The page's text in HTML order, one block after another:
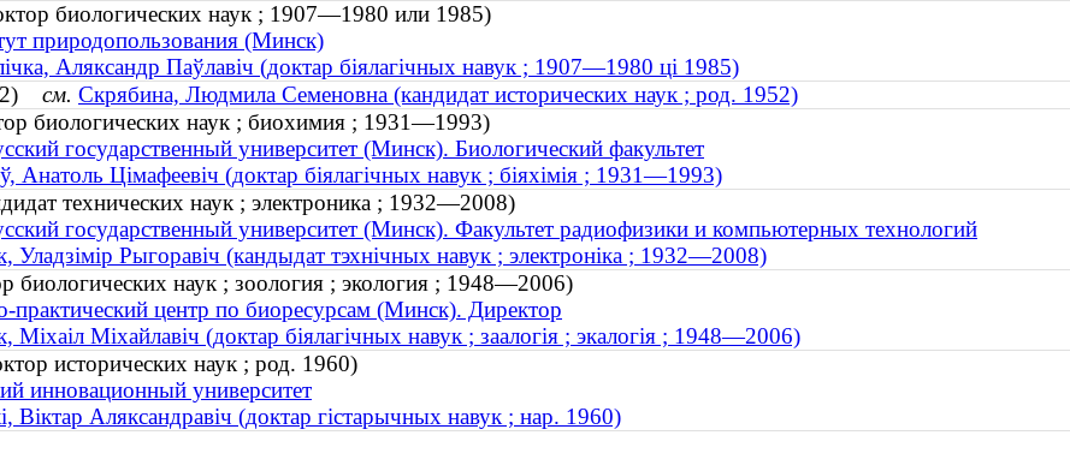
биологических наук ; 1907—1980 или 1985)
природопользования (Минск)
Аляксандр Паўлавіч (доктар біялагічных навук ; 1907—1980 ці 1985)
см. Скрябина, Людмила Семеновна (кандидат исторических наук ; род. 1952)
биологических наук ; биохимия ; 1931—1993)
государственный университет (Минск). Биологический факультет
Анатоль Цімафеевіч (доктар біялагічных навук ; біяхімія ; 1931—1993)
технических наук ; электроника ; 1932—2008)
государственный университет (Минск). Факультет радиофизики и компьютерных технологий
Уладзімір Рыгоравіч (кандыдат тэхнічных навук ; электроніка ; 1932—2008)
наук ; зоология ; экология ; 1948—2006)
практический центр по биоресурсам (Минск). Директор
Міхаіл Міхайлавіч (доктар біялагічных навук ; заалогія ; экалогія ; 1948—2006)
исторических наук ; род. 1960)
инновационный университет
Віктар Аляксандравіч (доктар гістарычных навук ; нар. 1960)